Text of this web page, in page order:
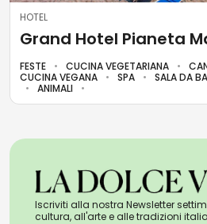
HOTEL
Grand Hotel Pianeta
FESTE CUCINA VEGETARIANA
CUCINA VEGANA
SPA SALA DA
ANIMALI
Iscriviti alla nostra Newsletter
cultura, all'arte e alle tradizioni